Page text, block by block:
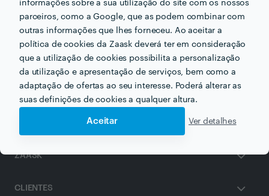
informações sobre a sua utilização do site com os nossos
parceiros, como a Google, que as podem combinar com
outras informações que lhes forneceu. Ao aceitar a
política de cookies da Zaask deverá ter em consideração
que a utilização de cookies possibilita a personalização
da utilização e apresentação de serviços, bem como a
adaptação de ofertas ao seu interesse. Poderá alterar as
suas definições de cookies a qualquer altura.
Aceitar Ver detalhes
Outros serviços proporcionados por
Quintas para Casamentos em palmela
ZAASK
CLIENTES